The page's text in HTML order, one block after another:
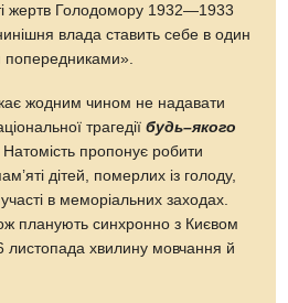
жертв Голодомору 1932—1933
влада ставить себе в один
поперед­никами».
жодним чином не надавати
трагедіїбудь–якого
. Натомість пропонує робити
дітей, померлих iз голоду,
в меморіальних заходах.
планують синхронно з Києвом
листопада хвилину мовчання й